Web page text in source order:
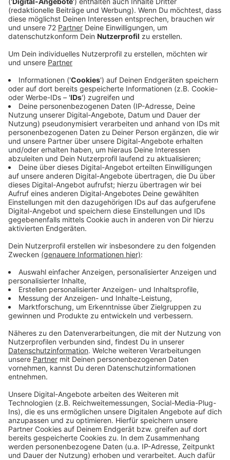
Dabei greift sie auf Fördergeld aus einem EU-Topf zur
fließt über drei Jahre. So soll das Carsharing in
Standorten. Wer sie ausleihen will, bucht sie,
beispielsweise per App. Am Ende zahlt der Fahrer nur
die tatsächlich gefahrenen Kilometer. Wartung,
Service und Laden sind im Preis mit drin. Die Stadt
plant E-Autos zum Teilen. Gerade ist die Stadt dabei,
abzuklopfen, in welchen Wohngebieten Interesse an
einem solchen Angebot besteht. Am Donnerstag in
der kommenden Woche wollen die Stadt und der
Anbieter umfassend über das Projekt informieren und
wie das Carsharing funktionieren soll. Interessierte
können sich einbringen und Standort-Vorschläge
machen.
Bei Fragen steht Larissa Bomkamp aus dem
Fachbereich 60 – Planung, Bauordnung und Verkehr
der Stadt Coesfeld unter
larissa.bomkamp@coesfeld.de oder unter Tel.: 02541-
9391307 zur Verfügung. Infoveranstaltung Carsharing:
Donnerstag (25.05.) 18.30 Uhr, Sitzungssaal im
Coesfelder Rathaus
Anzeige
Anzeige